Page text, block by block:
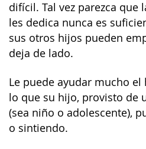
difícil. Tal vez parezca que
les dedica nunca es
sus otros hijos pueden
deja de lado.
Le puede ayudar mucho
lo que su hijo, provisto de
(sea niño o adolescente),
o sintiendo.